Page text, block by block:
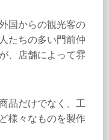
国からの観光客の
たちの多い門前仲
、店舗によって雰
品だけでなく、工
様々なものを製作